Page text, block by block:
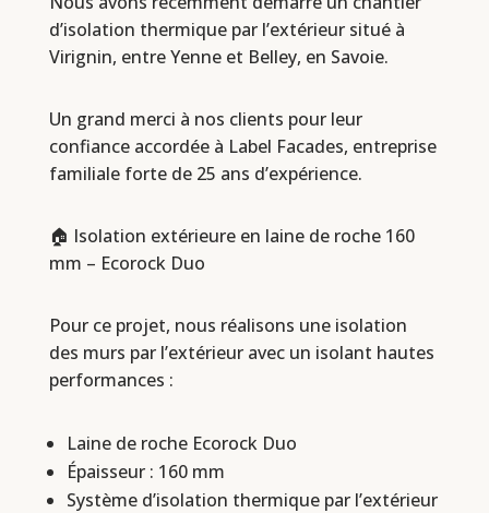
d’isolation thermique par l’extérieur situé à
Virignin, entre Yenne et Belley, en Savoie.
Un grand merci à nos clients pour leur
confiance accordée à Label Facades, entreprise
familiale forte de 25 ans d’expérience.
🏠 Isolation extérieure en laine de roche 160
mm – Ecorock Duo
Pour ce projet, nous réalisons une isolation
des murs par l’extérieur avec un isolant hautes
performances :
Laine de roche Ecorock Duo
Épaisseur : 160 mm
Système d’isolation thermique par l’extérieur